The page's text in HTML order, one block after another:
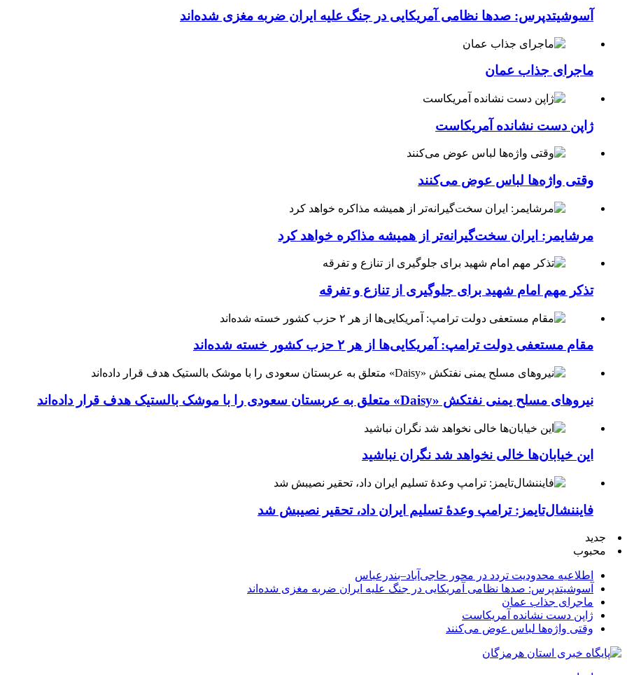
آسوشیتدپرس: صدها نظامی آمریکایی در جنگ علیه ایران ضربه مغزی شده‌اند
ماجرای جذاب عمان
ژاپن دست نشانده آمریکاست
وقتی واژه‌ها لباس عوض می‌کنند
مرشایمر: ایران سخت‌گیرانه‌تر از همیشه مذاکره خواهد کرد
تذکر مهم امام شهید برای جلوگیری از تنازع و تفرقه
مقام مستعفی دولت ترامپ: آمریکایی‌ها از هر ۲ حزب کشور خسته شده‌اند
نیروهای مسلح یمنی نفتکش «Daisy» متعلق به عربستان سعودی را با موشک بالستیک هدف قرار داده‌اند
این خیابان‌ها خالی نخواهد شد نگران نباشید
فایننشال‌تایمز: ترامپ وعدۀ تسلیم ایران داد، تحقیر نصیبش شد
جدید
محبوب
اطلاعیه محدودیت تردد در محور حاجی‌آباد–بندرعباس
آسوشیتدپرس: صدها نظامی آمریکایی در جنگ علیه ایران ضربه مغزی شده‌اند
ماجرای جذاب عمان
ژاپن دست نشانده آمریکاست
وقتی واژه‌ها لباس عوض می‌کنند